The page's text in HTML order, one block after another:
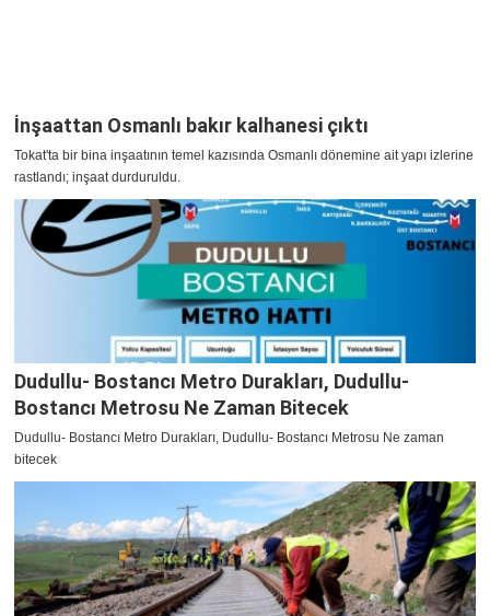
İnşaattan Osmanlı bakır kalhanesi çıktı
Tokat'ta bir bina inşaatının temel kazısında Osmanlı dönemine ait yapı izlerine
rastlandı; inşaat durduruldu.
Dudullu- Bostancı Metro Durakları, Dudullu-
Bostancı Metrosu Ne Zaman Bitecek
Dudullu- Bostancı Metro Durakları, Dudullu- Bostancı Metrosu Ne zaman
bitecek